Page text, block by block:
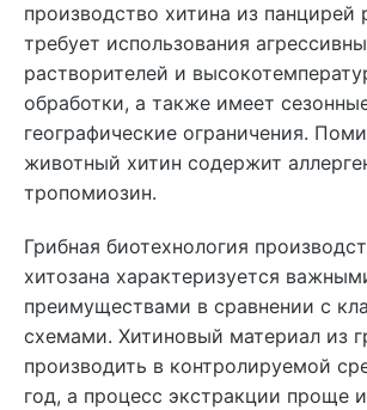
производство хитина из панцирей
требует использования
растворителей и
обработки, а также имеет
географические ограничения.
животный хитин содержит
тропомиозин.
Грибная биотехнология
хитозана характеризуется
преимуществами в сравнении с
схемами. Хитиновый материал из
производить в контролируемой
год, а процесс экстракции проще